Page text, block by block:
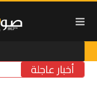
أخبار عاجلة